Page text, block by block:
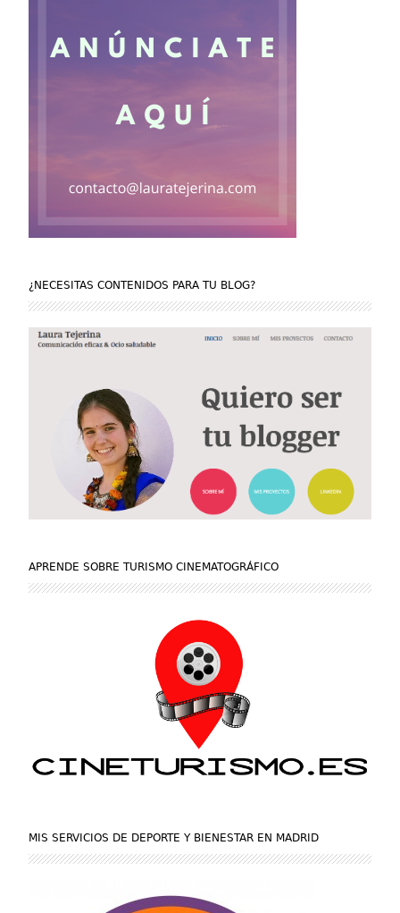
¿NECESITAS CONTENIDOS PARA TU BLOG?
APRENDE SOBRE TURISMO CINEMATOGRÁFICO
MIS SERVICIOS DE DEPORTE Y BIENESTAR EN MADRID